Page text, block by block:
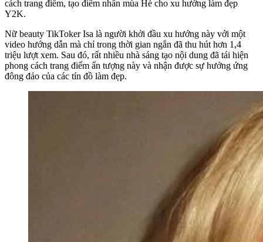
cách trang điểm, tạo điểm nhấn mùa Hè cho xu hướng làm đẹp
Y2K.
Nữ beauty TikToker Isa là người khởi đầu xu hướng này với một
video hướng dẫn mà chỉ trong thời gian ngắn đã thu hút hơn 1,4
triệu lượt xem. Sau đó, rất nhiều nhà sáng tạo nội dung đã tái hiện
phong cách trang điểm ấn tượng này và nhận được sự hưởng ứng
đông đảo của các tín đồ làm đẹp.